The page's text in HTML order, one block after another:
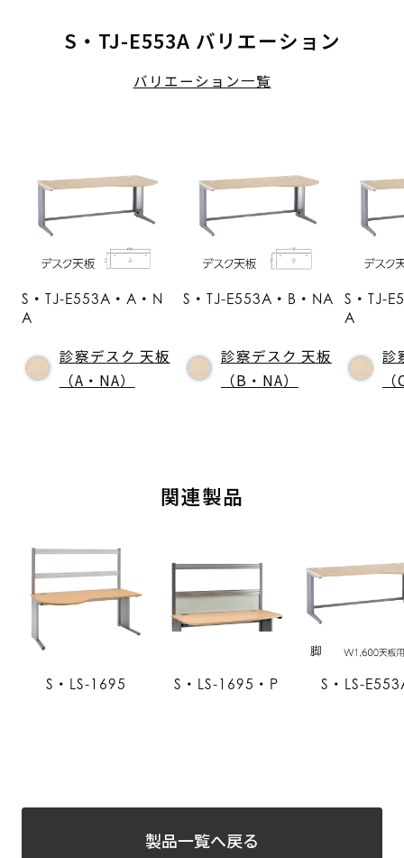
S・TJ-E553A バリエーション
バリエーション一覧
S・TJ-E553A・A・N
A
診察デスク 天板
（A・NA）
S・TJ-E553A・B・NA
診察デスク 天板
（B・NA）
S・TJ-
A
診
関連製品
S・LS-1695 S・LS-1695・P S・LS-
製品一覧へ戻る